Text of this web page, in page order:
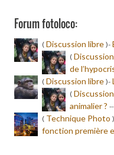
Forum fotoloco:
( Discussion libre )-
(
de
( Discussion libre )-
(
animalier ? -
( Technique Photo
fonction première